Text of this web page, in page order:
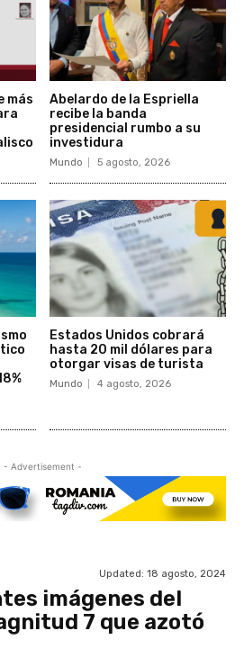
más
Abelardo de la Espriella
recibe la banda
presidencial rumbo a su
investidura
Mundo 5 agosto, 2026
Estados Unidos cobrará
hasta 20 mil dólares para
otorgar visas de turista
Mundo 4 agosto, 2026
- Advertisement -